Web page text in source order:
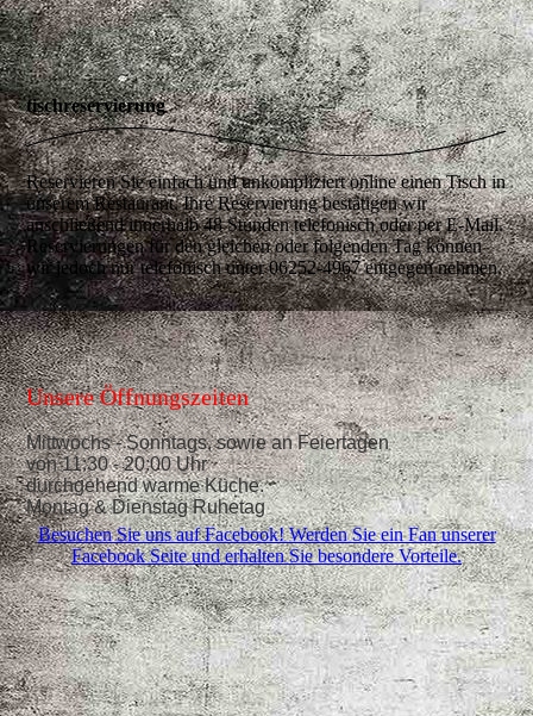
tischreservierung
Reservieren Sie einfach und unkompliziert online einen Tisch in
unserem Restaurant. Ihre Reservierung bestätigen wir
anschließend innerhalb 48 Stunden telefonisch oder per E-Mail.
Reservierungen für den gleichen oder folgenden Tag können
wir jedoch nur telefonisch unter 06252-4967 entgegen nehmen.
Unsere Öffnungszeiten
Mittwochs - Sonntags, sowie an Feiertagen
von 11:30 - 20:00 Uhr
durchgehend warme Küche.
Montag & Dienstag Ruhetag
Besuchen Sie uns auf Facebook! Werden Sie ein Fan unserer
Facebook Seite und erhalten Sie besondere Vorteile.